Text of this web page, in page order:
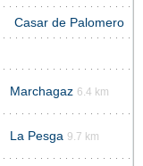
Casar de Palomero
Marchagaz 6.4 km
La Pesga 9.7 km